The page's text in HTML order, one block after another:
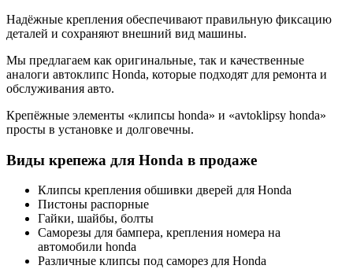
Надёжные крепления обеспечивают правильную фиксацию
деталей и сохраняют внешний вид машины.
Мы предлагаем как оригинальные, так и качественные
аналоги автоклипс Honda, которые подходят для ремонта и
обслуживания авто.
Крепёжные элементы «клипсы honda» и «avtoklipsy honda»
просты в установке и долговечны.
Виды крепежа для Honda в продаже
Клипсы крепления обшивки дверей для Honda
Пистоны распорные
Гайки, шайбы, болты
Саморезы для бампера, крепления номера на
автомобили honda
Различные клипсы под саморез для Honda